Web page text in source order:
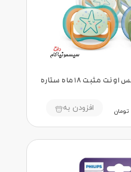
پستانک شب تاب فیلیپس اونت مثبت 18 ماه ستاره
تومان افزودن به